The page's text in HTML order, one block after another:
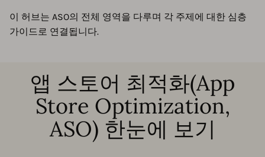
이 허브는 ASO의 전체 영역을 다루며 각 주제에 대한 심층
가이드로 연결됩니다.
앱 스토어 최적화(App
Store Optimization,
ASO) 한눈에 보기